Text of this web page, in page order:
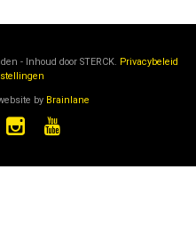
- Inhoud door STERCK. Privacybeleid
by Brainlane